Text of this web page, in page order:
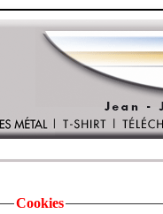
Cookies